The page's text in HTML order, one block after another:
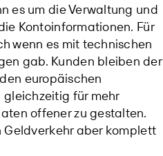
es um die Verwaltung und
Kontoinformationen. Für
wenn es mit technischen
gab. Kunden bleiben der
europäischen
gleichzeitig für mehr
offener zu gestalten.
aber komplett